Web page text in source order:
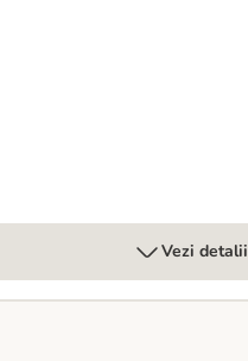
Vezi detalii